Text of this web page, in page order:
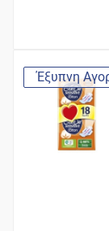
Έξυπνη